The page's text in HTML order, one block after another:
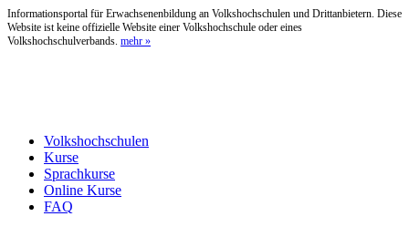
Informationsportal für Erwachsenenbildung an Volkshochschulen und Drittanbietern. Diese
Website ist keine offizielle Website einer Volkshochschule oder eines
Volkshochschulverbands. mehr »
Volkshochschulen
Kurse
Sprachkurse
Online Kurse
FAQ